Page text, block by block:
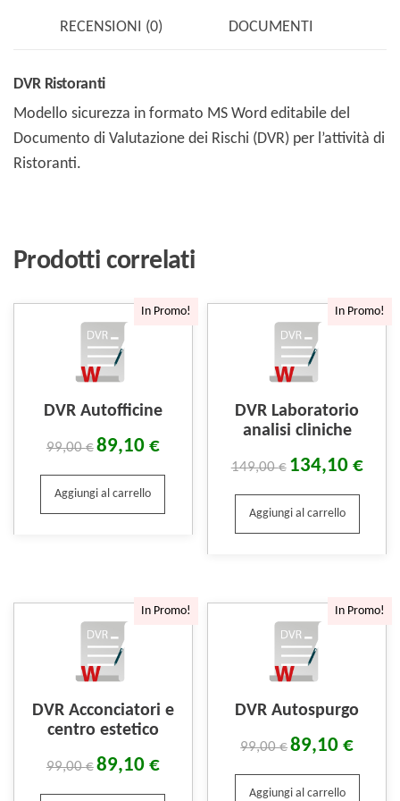
RECENSIONI (0) DOCUMENTI
DVR Ristoranti
Modello sicurezza in formato MS Word editabile del
Documento di Valutazione dei Rischi (DVR) per l’attività di
Ristoranti.
Prodotti correlati
In Promo!
DVR Autofficine
99,00€89,10 €
Aggiungi al carrello
In Promo!
DVR Laboratorio
analisi cliniche
149,00€ 134,10 €
Aggiungi al carrello
In Promo!
DVR Acconciatori e
centro estetico
99,00€89,10 €
In Promo!
DVR Autospurgo
99,00€89,10€
Aggiungi al carrello